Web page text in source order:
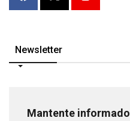
Newsletter
Mantente informado